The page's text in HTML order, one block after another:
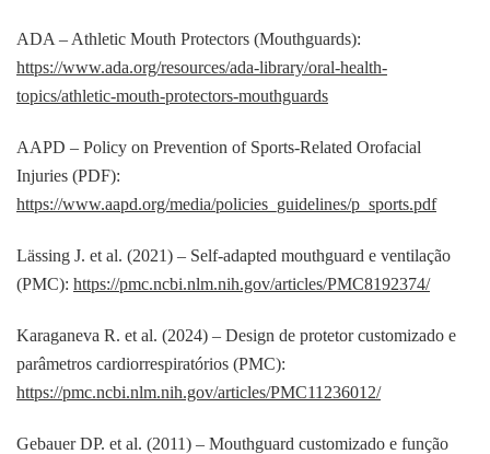
ADA – Athletic Mouth Protectors (Mouthguards):
https://www.ada.org/resources/ada-library/oral-health-
topics/athletic-mouth-protectors-mouthguards
AAPD – Policy on Prevention of Sports-Related Orofacial
Injuries (PDF):
https://www.aapd.org/media/policies_guidelines/p_sports.pdf
Lässing J. et al. (2021) – Self-adapted mouthguard e ventilação
(PMC): https://pmc.ncbi.nlm.nih.gov/articles/PMC8192374/
Karaganeva R. et al. (2024) – Design de protetor customizado e
parâmetros cardiorrespiratórios (PMC):
https://pmc.ncbi.nlm.nih.gov/articles/PMC11236012/
Gebauer DP. et al. (2011) – Mouthguard customizado e função